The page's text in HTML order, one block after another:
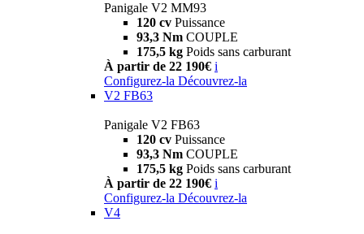
Panigale V2 MM93
120 cv Puissance
93,3 Nm COUPLE
175,5 kg Poids sans carburant
À partir de 22 190€ i
Configurez-la Découvrez-la
V2 FB63
Panigale V2 FB63
120 cv Puissance
93,3 Nm COUPLE
175,5 kg Poids sans carburant
À partir de 22 190€ i
Configurez-la Découvrez-la
V4